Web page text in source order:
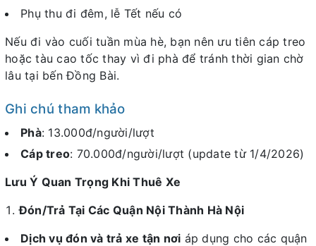
Phụ thu đi đêm, lễ Tết nếu có
Nếu đi vào cuối tuần mùa hè, bạn nên ưu tiên cáp treo
hoặc tàu cao tốc thay vì đi phà để tránh thời gian chờ
lâu tại bến Đồng Bài.
Ghi chú tham khảo
Phà: 13.000đ/người/lượt
Cáp treo: 70.000đ/người/lượt (update từ 1/4/2026)
Lưu Ý Quan Trọng Khi Thuê Xe
Đón/Trả Tại Các Quận Nội Thành Hà Nội
Dịch vụ đón và trả xe tận nơi áp dụng cho các quận